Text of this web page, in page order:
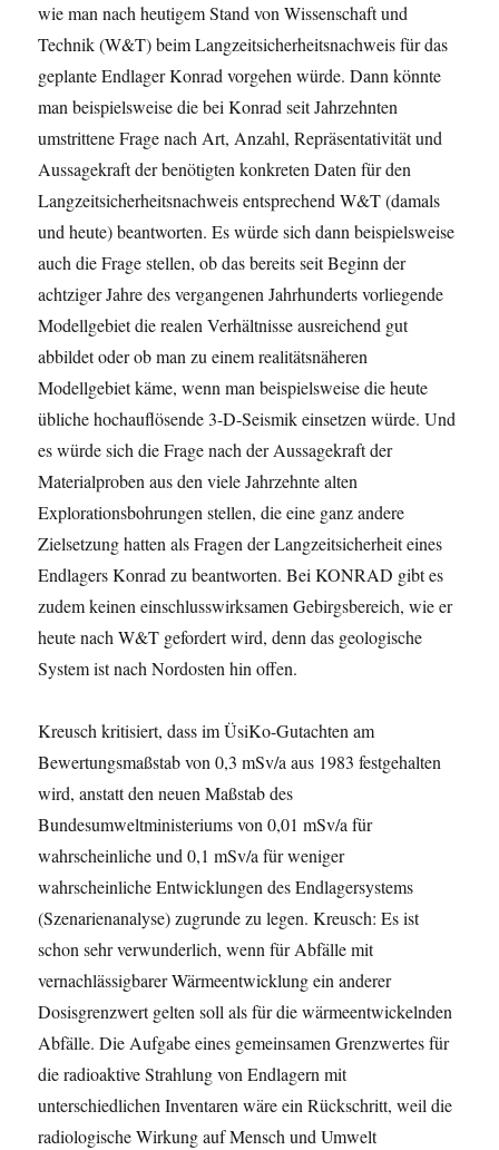
wie man nach heutigem Stand von Wissenschaft und
Technik (W&T) beim Langzeitsicherheitsnachweis für das
geplante Endlager Konrad vorgehen würde. Dann könnte
man beispielsweise die bei Konrad seit Jahrzehnten
umstrittene Frage nach Art, Anzahl, Repräsentativität und
Aussagekraft der benötigten konkreten Daten für den
Langzeitsicherheitsnachweis entsprechend W&T (damals
und heute) beantworten. Es würde sich dann beispielsweise
auch die Frage stellen, ob das bereits seit Beginn der
achtziger Jahre des vergangenen Jahrhunderts vorliegende
Modellgebiet die realen Verhältnisse ausreichend gut
abbildet oder ob man zu einem realitätsnäheren
Modellgebiet käme, wenn man beispielsweise die heute
übliche hochauflösende 3-D-Seismik einsetzen würde. Und
es würde sich die Frage nach der Aussagekraft der
Materialproben aus den viele Jahrzehnte alten
Explorationsbohrungen stellen, die eine ganz andere
Zielsetzung hatten als Fragen der Langzeitsicherheit eines
Endlagers Konrad zu beantworten. Bei KONRAD gibt es
zudem keinen einschlusswirksamen Gebirgsbereich, wie er
heute nach W&T gefordert wird, denn das geologische
System ist nach Nordosten hin offen.
Kreusch kritisiert, dass im ÜsiKo-Gutachten am
Bewertungsmaßstab von 0,3 mSv/a aus 1983 festgehalten
wird, anstatt den neuen Maßstab des
Bundesumweltministeriums von 0,01 mSv/a für
wahrscheinliche und 0,1 mSv/a für weniger
wahrscheinliche Entwicklungen des Endlagersystems
(Szenarienanalyse) zugrunde zu legen. Kreusch: Es ist
schon sehr verwunderlich, wenn für Abfälle mit
vernachlässigbarer Wärmeentwicklung ein anderer
Dosisgrenzwert gelten soll als für die wärmeentwickelnden
Abfälle. Die Aufgabe eines gemeinsamen Grenzwertes für
die radioaktive Strahlung von Endlagern mit
unterschiedlichen Inventaren wäre ein Rückschritt, weil die
radiologische Wirkung auf Mensch und Umwelt